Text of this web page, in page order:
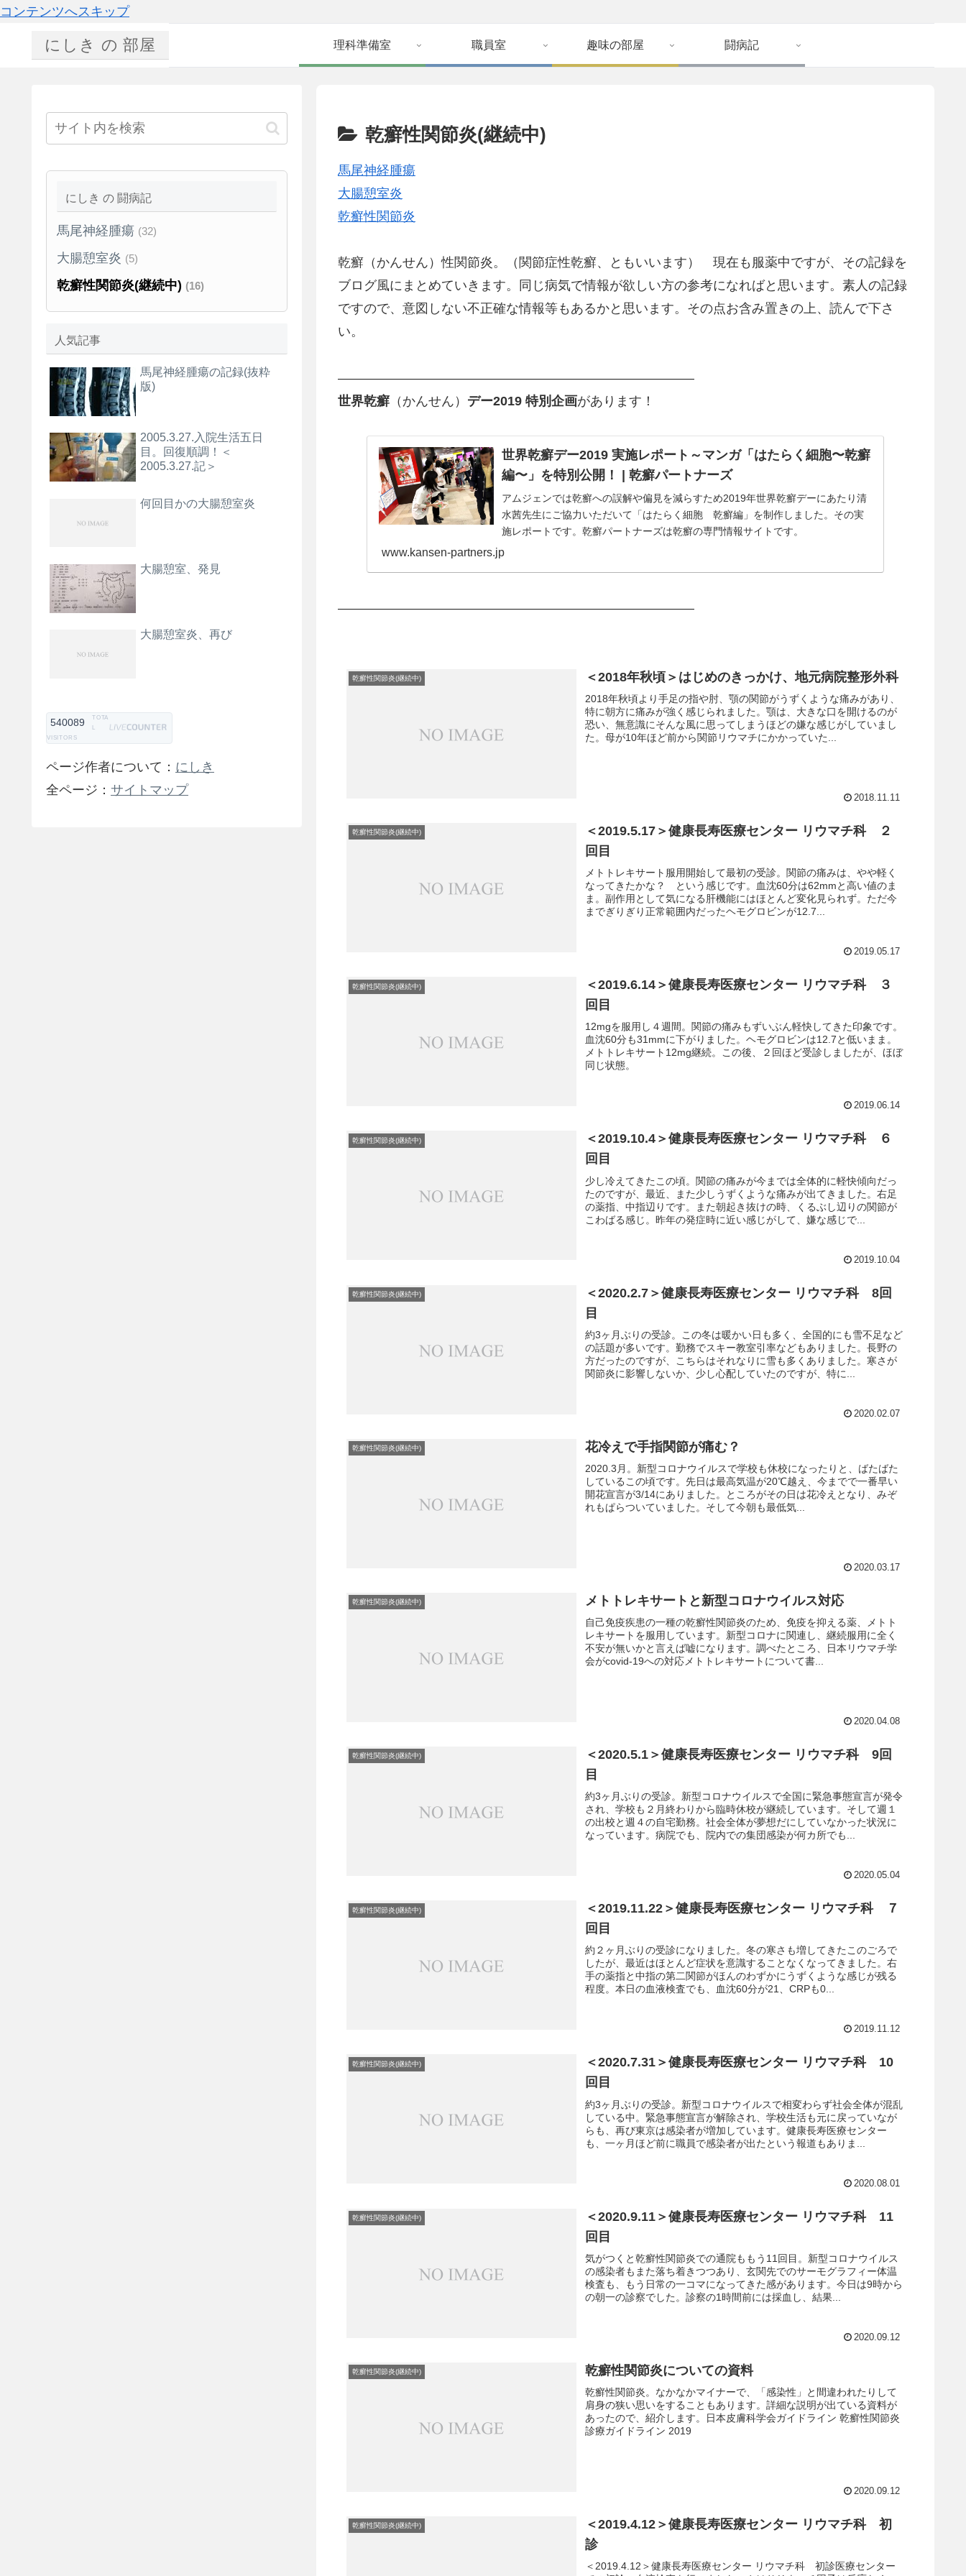
コンテンツへスキップ
にしき の 部屋 理科準備室 職員室 趣味の部屋 闘病記
乾癬性関節炎(継続中)
馬尾神経腫瘍
大腸憩室炎
乾癬性関節炎
乾癬（かんせん）性関節炎。（関節症性乾癬、ともいいます） 現在も服薬中ですが、その記録を
ブログ風にまとめていきます。同じ病気で情報が欲しい方の参考になればと思います。素人の記録
ですので、意図しない不正確な情報等もあるかと思います。その点お含み置きの上、読んで下さ
い。
———————————————————————————–
世界乾癬 （かんせん） デー2019 特別企画があります！
世界乾癬デー2019 実施レポート～マンガ「はたらく細胞〜乾癬
編〜」を特別公開！ | 乾癬パートナーズ
アムジェンでは乾癬への誤解や偏見を減らすため2019年世界乾癬デーにあたり清
水茜先生にご協力いただいて「はたらく細胞 乾癬編」を制作しました。その実
施レポートです。乾癬パートナーズは乾癬の専門情報サイトです。
www.kansen-partners.jp
———————————————————————————–
乾癬性関節炎(継続中) ＜2018年秋頃＞はじめのきっかけ、地元病院整形外科
2018年秋頃より手足の指や肘、顎の関節がうずくような痛みがあり、
特に朝方に痛みが強く感じられました。顎は、大きな口を開けるのが
恐い、無意識にそんな風に思ってしまうほどの嫌な感じがしていまし
た。母が10年ほど前から関節リウマチにかかっていた...
2018.11.11
乾癬性関節炎(継続中)
＜2019.5.17＞健康長寿医療センター リウマチ科 ２
回目
メトトレキサート服用開始して最初の受診。関節の痛みは、やや軽く
なってきたかな？ という感じです。血沈60分は62mmと高い値のま
ま。副作用として気になる肝機能にはほとんど変化見られず。ただ今
までぎりぎり正常範囲内だったヘモグロビンが12.7...
2019.05.17
乾癬性関節炎(継続中)
＜2019.6.14＞健康長寿医療センター リウマチ科 ３
回目
12mgを服用し４週間。関節の痛みもずいぶん軽快してきた印象です。
血沈60分も31mmに下がりました。ヘモグロビンは12.7と低いまま。
メトトレキサート12mg継続。この後、２回ほど受診しましたが、ほぼ
同じ状態。
2019.06.14
乾癬性関節炎(継続中)
＜2019.10.4＞健康長寿医療センター リウマチ科 ６
回目
少し冷えてきたこの頃。関節の痛みが今までは全体的に軽快傾向だっ
たのですが、最近、また少しうずくような痛みが出てきました。右足
の薬指、中指辺りです。また朝起き抜けの時、くるぶし辺りの関節が
こわばる感じ。昨年の発症時に近い感じがして、嫌な感じで...
2019.10.04
乾癬性関節炎(継続中)
＜2020.2.7＞健康長寿医療センター リウマチ科 8回
目
約3ヶ月ぶりの受診。この冬は暖かい日も多く、全国的にも雪不足など
の話題が多いです。勤務でスキー教室引率などもありました。長野の
方だったのですが、こちらはそれなりに雪も多くありました。寒さが
関節炎に影響しないか、少し心配していたのですが、特に...
2020.02.07
乾癬性関節炎(継続中) 花冷えで手指関節が痛む？
2020.3月。新型コロナウイルスで学校も休校になったりと、ばたばた
しているこの頃です。先日は最高気温が20℃越え、今までで一番早い
開花宣言が3/14にありました。ところがその日は花冷えとなり、みぞ
れもぱらついていました。そして今朝も最低気...
2020.03.17
乾癬性関節炎(継続中) メトトレキサートと新型コロナウイルス対応
自己免疫疾患の一種の乾癬性関節炎のため、免疫を抑える薬、メトト
レキサートを服用しています。新型コロナに関連し、継続服用に全く
不安が無いかと言えば嘘になります。調べたところ、日本リウマチ学
会がcovid-19への対応メトトレキサートについて書...
2020.04.08
乾癬性関節炎(継続中)
＜2020.5.1＞健康長寿医療センター リウマチ科 9回
目
約3ヶ月ぶりの受診。新型コロナウイルスで全国に緊急事態宣言が発令
され、学校も２月終わりから臨時休校が継続しています。そして週１
の出校と週４の自宅勤務。社会全体が夢想だにしていなかった状況に
なっています。病院でも、院内での集団感染が何カ所でも...
2020.05.04
乾癬性関節炎(継続中)
＜2019.11.22＞健康長寿医療センター リウマチ科 ７
回目
約２ヶ月ぶりの受診になりました。冬の寒さも増してきたこのごろで
したが、最近はほとんど症状を意識することなくなってきました。右
手の薬指と中指の第二関節がほんのわずかにうずくような感じが残る
程度。本日の血液検査でも、血沈60分が21、CRPも0...
2019.11.12
乾癬性関節炎(継続中)
＜2020.7.31＞健康長寿医療センター リウマチ科 10
回目
約3ヶ月ぶりの受診。新型コロナウイルスで相変わらず社会全体が混乱
している中。緊急事態宣言が解除され、学校生活も元に戻っていなが
らも、再び東京は感染者が増加しています。健康長寿医療センター
も、一ヶ月ほど前に職員で感染者が出たという報道もありま...
2020.08.01
乾癬性関節炎(継続中)
＜2020.9.11＞健康長寿医療センター リウマチ科 11
回目
気がつくと乾癬性関節炎での通院ももう11回目。新型コロナウイルス
の感染者もまた落ち着きつつあり、玄関先でのサーモグラフィー体温
検査も、もう日常の一コマになってきた感があります。今日は9時から
の朝一の診察でした。診察の1時間前には採血し、結果...
2020.09.12
乾癬性関節炎(継続中) 乾癬性関節炎についての資料
乾癬性関節炎。なかなかマイナーで、「感染性」と間違われたりして
肩身の狭い思いをすることもあります。詳細な説明が出ている資料が
あったので、紹介します。日本皮膚科学会ガイドライン 乾癬性関節炎
診療ガイドライン 2019
2020.09.12
乾癬性関節炎(継続中)
＜2019.4.12＞健康長寿医療センター リウマチ科 初
診
＜2019.4.12＞健康長寿医療センター リウマチ科 初診医療センター
にしき の 闘病記
馬尾神経腫瘍 (32)
大腸憩室炎 (5)
乾癬性関節炎(継続中) (16)
人気記事
馬尾神経腫瘍の記録(抜粋
版)
2005.3.27.入院生活五日
目。回復順調！＜
2005.3.27.記＞
何回目かの大腸憩室炎
大腸憩室、発見
大腸憩室炎、再び
540089
TOTA
L
VISITORS
ページ作者について： にしき
全ページ： サイトマップ